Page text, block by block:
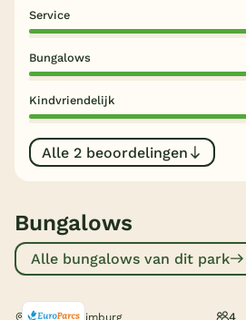
Onze e-boeken
Service
Bungalows
Kindvriendelijk
Alle 2 beoordelingen
Bungalows
Alle bungalows van dit park
4